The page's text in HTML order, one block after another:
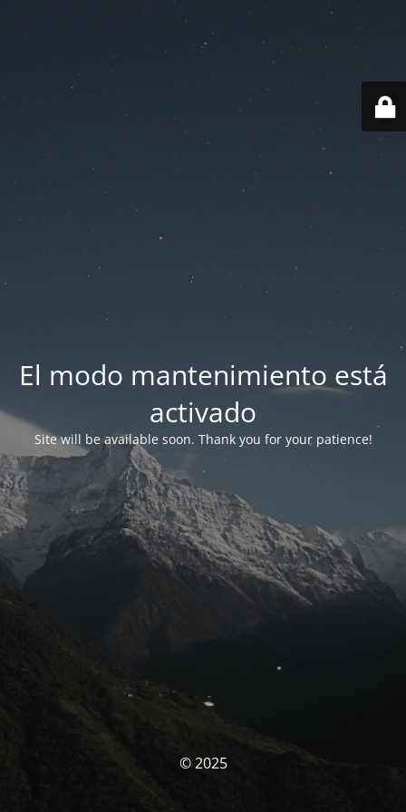
El modo mantenimiento está
activado
Site will be available soon. Thank you for your patience!
© 2025